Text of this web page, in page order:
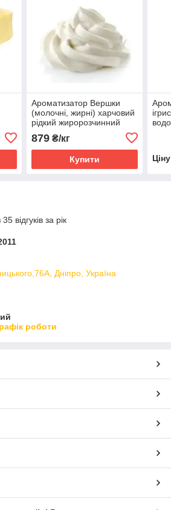
Ароматизатор Вершки
(молочні, жирні) харчовий
рідкий жиророзчинний
ідентичний натуральному
879₴/кг
Купити
відгуків за рік
Дніпро, Україна
роботи